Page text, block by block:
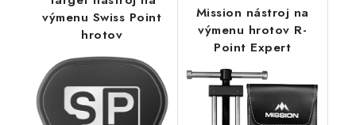
výmenu Swiss Point
hrotov
Mission nástroj na
výmenu hrotov R-
Point Expert